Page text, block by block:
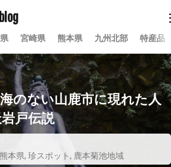
宮崎県 熊本県 九州北部 特産品
のない山鹿市に現れた人
戸伝説
熊本県, 珍スポット, 鹿本菊池地域